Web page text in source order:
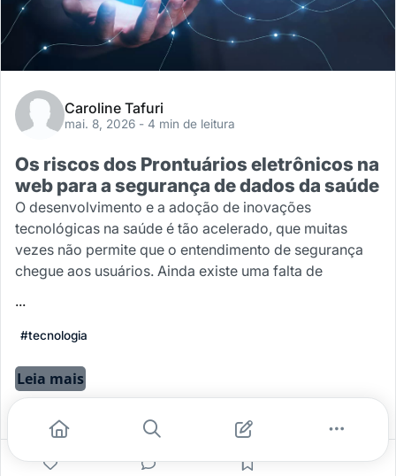
Caroline Tafuri
mai. 8, 2026 - 4 min de leitura
Os riscos dos Prontuários eletrônicos na
web para a segurança de dados da saúde
O desenvolvimento e a adoção de inovações
tecnológicas na saúde é tão acelerado, que muitas
vezes não permite que o entendimento de segurança
chegue aos usuários. Ainda existe uma falta de
...
#tecnologia
Leia mais